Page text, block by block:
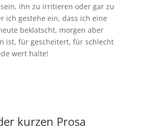
ihn zu irritieren oder gar zu
ich gestehe ein, dass ich eine
beklatscht, morgen aber
ist, für gescheitert, für schlecht
wert halte!
kurzen Prosa